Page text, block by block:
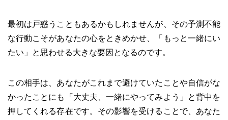
最初は戸惑うこともあるかもしれませんが、その予測不能
な行動こそがあなたの心をときめかせ、「もっと一緒にい
たい」と思わせる大きな要因となるのです。
この相手は、あなたがこれまで避けていたことや自信がな
かったことにも「大丈夫、一緒にやってみよう」と背中を
押してくれる存在です。その影響を受けることで、あなた